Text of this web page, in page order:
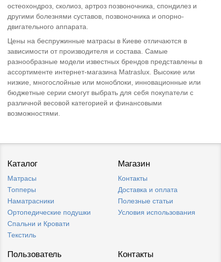
остеохондроз, сколиоз, артроз позвоночника, спондилез и
другими болезнями суставов, позвоночника и опорно-
двигательного аппарата.
Цены на беспружинные матрасы в Киеве отличаются в
зависимости от производителя и состава. Самые
разнообразные модели известных брендов представлены в
ассортименте интернет-магазина Matraslux. Высокие или
низкие, многослойные или моноблоки, инновационные или
бюджетные серии смогут выбрать для себя покупатели с
различной весовой категорией и финансовыми
возможностями.
Каталог
Матрасы
Топперы
Наматрасники
Ортопедические подушки
Спальни и Кровати
Текстиль
Магазин
Контакты
Доставка и оплата
Полезные статьи
Условия использования
Пользователь Контакты